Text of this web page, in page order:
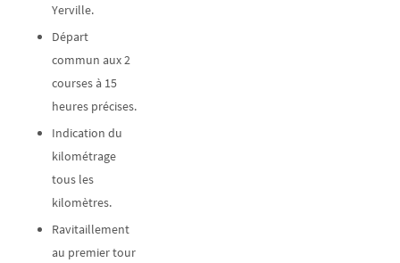
Yerville.
Départ
commun aux 2
courses à 15
heures précises.
Indication du
kilométrage
tous les
kilomètres.
Ravitaillement
au premier tour